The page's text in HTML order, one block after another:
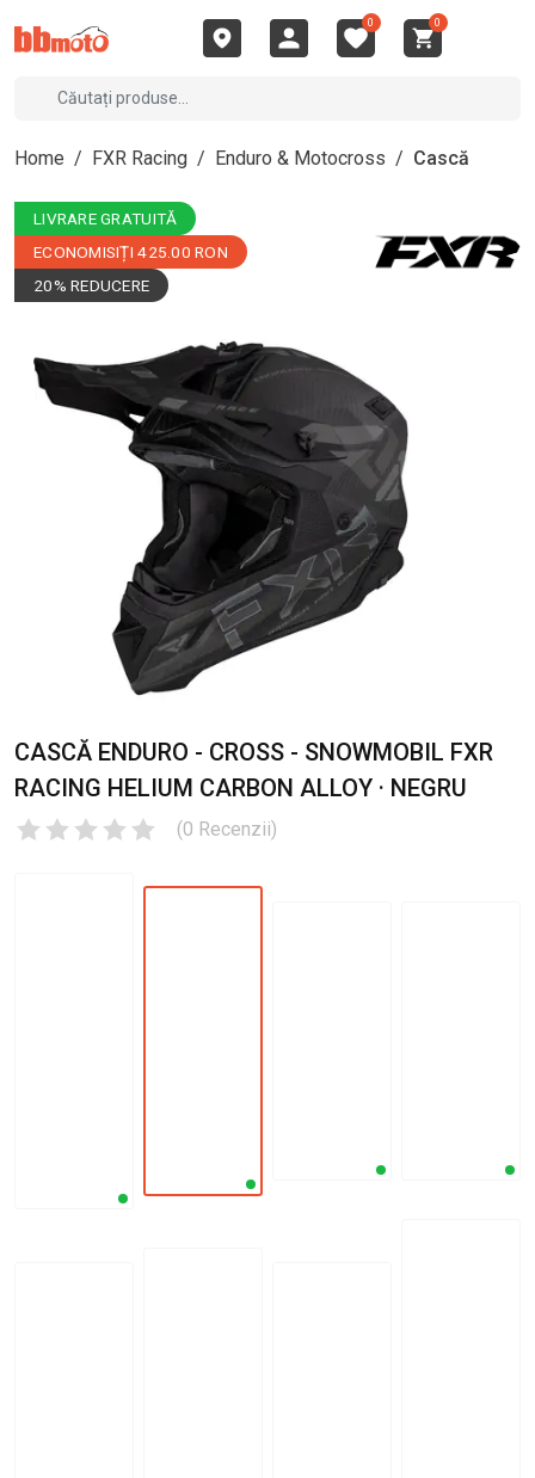
0 0
Home / FXR Racing / Enduro & Motocross / Cască
LIVRARE GRATUITĂ
ECONOMISIȚI 425.00 RON
20% REDUCERE
CASCĂ ENDURO - CROSS - SNOWMOBIL FXR
RACING HELIUM CARBON ALLOY · NEGRU
(0 Recenzii)